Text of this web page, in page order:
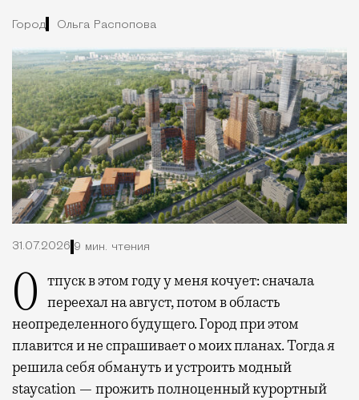
Город Ольга Распопова
31.07.2026 9 мин. чтения
Отпуск в этом году у меня кочует: сначала переехал на август, потом в область
неопределенного будущего. Город при этом
плавится и не спрашивает о моих планах. Тогда я
решила себя обмануть и устроить модный
staycation — прожить полноценный курортный